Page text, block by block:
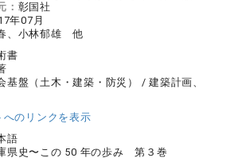
： 彰国社
年07月
、小林郁雄 他
書
基盤（土木・建築・防災） / 建築計画、
へのリンクを表示
語
県史〜この 50 年の歩み 第３巻